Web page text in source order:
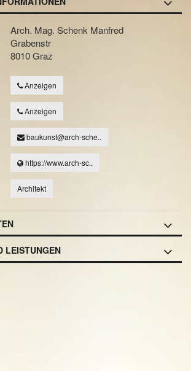
Arch. Mag. Schenk Manfred
Grabenstr
8010 Graz
Anzeigen
Anzeigen
baukunst@arch-sche..
https://www.arch-sc..
Architekt
LEISTUNGEN